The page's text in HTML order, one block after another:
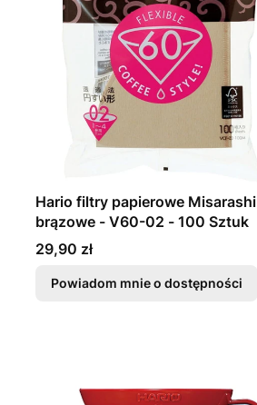
Hario filtry papierowe Misarashi
brązowe - V60-02 - 100 Sztuk
Cena
29,90 zł
Powiadom mnie o dostępności